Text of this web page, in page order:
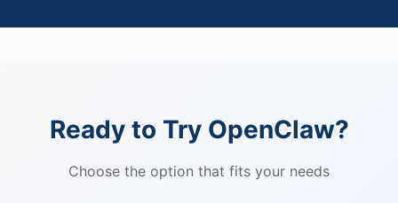
Ready to Try OpenClaw?
Choose the option that fits your needs